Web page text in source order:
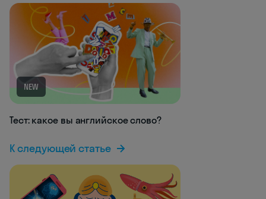
NEW
Тест: какое вы английское слово?
К следующей статье